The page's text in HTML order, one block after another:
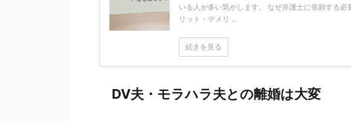
いる人が多い気がします。 なぜ弁護士に依頼する
リット・デメリ ...
続きを見る
DV夫・モラハラ夫との離婚は大変